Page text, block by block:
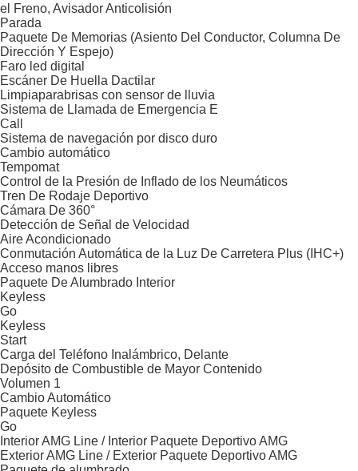
el Freno, Avisador Anticolisión
Parada
Paquete De Memorias (Asiento Del Conductor, Columna De
Dirección Y Espejo)
Faro led digital
Escáner De Huella Dactilar
Limpiaparabrisas con sensor de lluvia
Sistema de Llamada de Emergencia E
Call
Sistema de navegación por disco duro
Cambio automático
Tempomat
Control de la Presión de Inflado de los Neumáticos
Tren De Rodaje Deportivo
Cámara De 360°
Detección de Señal de Velocidad
Aire Acondicionado
Conmutación Automática de la Luz De Carretera Plus (IHC+)
Acceso manos libres
Paquete De Alumbrado Interior
Keyless
Go
Keyless
Start
Carga del Teléfono Inalámbrico, Delante
Depósito de Combustible de Mayor Contenido
Volumen 1
Cambio Automático
Paquete Keyless
Go
Interior AMG Line / Interior Paquete Deportivo AMG
Exterior AMG Line / Exterior Paquete Deportivo AMG